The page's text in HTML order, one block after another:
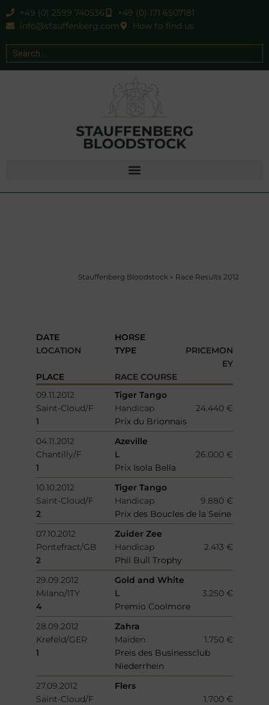
+49 (0) 2599 740536
+49 (0) 171 6507181
info@stauffenberg.com
How to find us
Stauffenberg Bloodstock » Race Results 2012
DATE
HORSE
LOCATION
TYPE
PRICEMON
EY
PLACE
RACE COURSE
09.11.2012
Tiger Tango
Saint-Cloud/F
Handicap
24.440 €
1
Prix du Brionnais
04.11.2012
Azeville
Chantilly/F
L
26.000 €
1
Prix Isola Bella
10.10.2012
Tiger Tango
Saint-Cloud/F
Handicap
9.880 €
2
Prix des Boucles de la Seine
07.10.2012
Zuider Zee
Pontefract/GB
Handicap
2.413 €
2
Phil Bull Trophy
29.09.2012
Gold and White
Milano/ITY
L
3.250 €
4
Premio Coolmore
28.09.2012
Zahra
Krefeld/GER
Maiden
1.750 €
1
Preis des Businessclub
Niederrhein
27.09.2012
Flers
Saint-Cloud/F
1.700 €